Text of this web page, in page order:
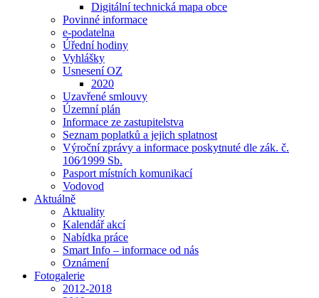
Digitální technická mapa obce
Povinné informace
e-podatelna
Úřední hodiny
Vyhlášky
Usnesení OZ
2020
Uzavřené smlouvy
Územní plán
Informace ze zastupitelstva
Seznam poplatků a jejich splatnost
Výroční zprávy a informace poskytnuté dle zák. č.
106⁄1999 Sb.
Pasport místních komunikací
Vodovod
Aktuálně
Aktuality
Kalendář akcí
Nabídka práce
Smart Info – informace od nás
Oznámení
Fotogalerie
2012-2018